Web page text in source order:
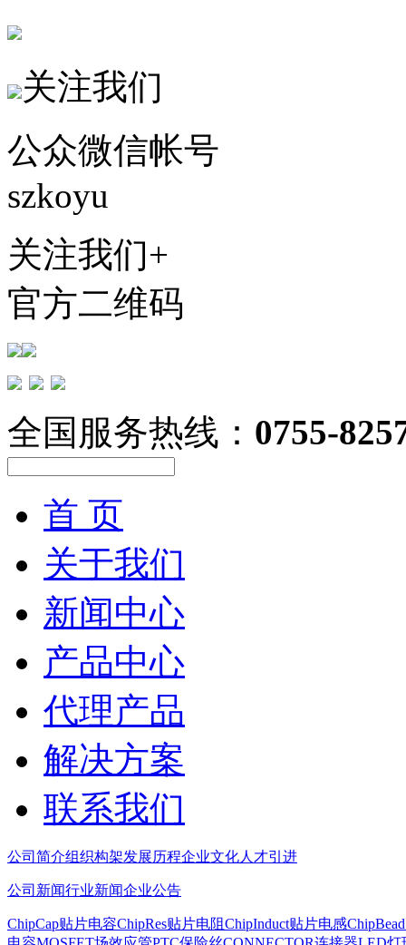
关注我们
公众微信帐号
szkoyu
关注我们+
官方二维码
全国服务热线： 0755-
首 页
关于我们
新闻中心
产品中心
代理产品
解决方案
联系我们
公司简介组织构架发展历程企业文化人才引进
公司新闻行业新闻企业公告
ChipCap贴片电容ChipRes贴片电阻ChipInduct贴片电感